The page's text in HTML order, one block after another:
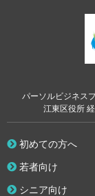
パーソルビジネス
江東区役所
初めての方へ
若者向け
シニア向け